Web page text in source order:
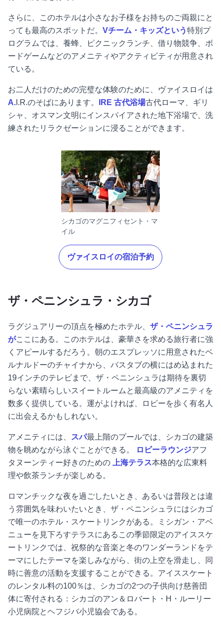
さらに、このホテルは小さなお子様をお持ちのご両親にと
っても最高のスポットだ。 Vチーム・キッズという特別プ
ログラムでは、養蜂、ピクニックランチ、借り物競争、ボ
ードゲームなどのアメニティやアクティビティが用意され
ている。
お二人だけのための完璧な体験のために、ヴァイスロイは
A. I.R.のそばにあります。 IRE 古代浴場古代ローマ、ギリ
シャ、オスマン文明にインスパイアされた地下浴場で、洗
練されたリラクゼーションに浸ることができます。
シカゴのマグニフィセント・マ
イル
ヴァイスロイの宿泊予約
ザ・ペニンシュラ・シカゴ
ラグジュアリーの頂点を極めたホテル、 ザ・ペニンシュラ
がここにある。このホテルは、豪華さを求める旅行者に強
くアピールするだろう。朝のエスプレッソに用意されたベ
ルナルドーのチャイナから、バスタブの横にはめ込まれた
19インチのテレビまで、ザ・ペニンシュラは期待を裏切
らない素晴らしいスイートルームと最高級のアメニティを
数多く提供している。運がよければ、ロビーを歩く有名人
に出会えるかもしれない。
アメニティには、 スパ最上階のプールでは、シカゴの建築
物を眺めながら泳ぐことができる。
ロビーラウンジアフ
タヌーンティー好きのための 上海テラス本格的な広東料
理や飲茶ランチが楽しめる。
ロマンチックな夜を過ごしたいとき、あるいは普段とは違
う雰囲気を味わいたいとき、ザ・ペニンシュラにはシカゴ
で唯一のホテル・スケートリンクがある。ミシガン・アベ
ニューを見下ろすテラスにあるこの季節限定のアイススケ
ートリンクでは、祝祭的な音楽と冬のワンダーランドをテ
ーマにしたテーマを楽しみながら、街の上空を滑走し、同
時に善意の活動を支援することができる。アイススケート
のレンタル料の100％は、シカゴの2つの子供向け慈善団
体に寄付される：シカゴのアン＆ロバート・H・ルーリー
小児病院とヘフジバ小児協会である。